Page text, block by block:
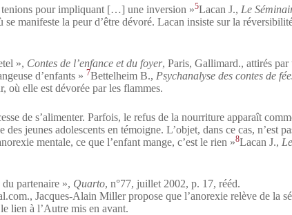
pour impliquant […] une inversion »5Lacan J., Le
se manifeste la peur d’être dévoré. Lacan insiste sur la
», Contes de l’enfance et du foyer, Paris, Gallimard., attirés par
d’enfants » 7Bettelheim B., Psychanalyse des contes de
où elle est dévorée par les flammes.
de s’alimenter. Parfois, le refus de la nourriture apparaît
jeunes adolescents en témoigne. L’objet, dans ce cas, n’est
mentale, ce que l’enfant mange, c’est le rien »8Lacan J.,
partenaire », Quarto, n°77, juillet 2002, p. 17, rééd.
, Jacques-Alain Miller propose que l’anorexie relève de la
lien à l’Autre mis en avant.